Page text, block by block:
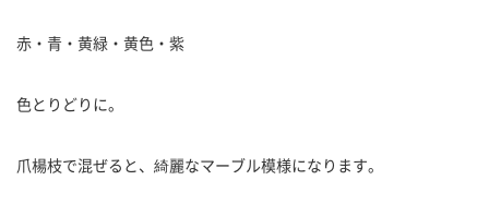
赤・青・黄緑・黄色・紫
色とりどりに。
爪楊枝で混ぜると、綺麗なマーブル模様になります。